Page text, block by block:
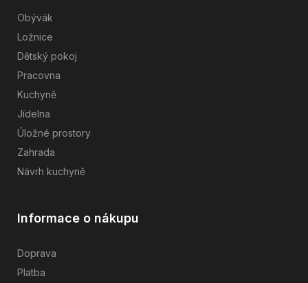
Obývák
Ložnice
Dětský pokoj
Pracovna
Kuchyně
Jídelna
Úložné prostory
Zahrada
Návrh kuchyně
Informace o nákupu
Doprava
Platba